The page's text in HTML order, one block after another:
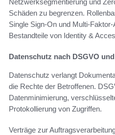
Schäden zu begrenzen.
Single Sign-On und Multi-
Bestandteile von Identity &
Datenschutz nach DSGVO
Datenschutz verlangt
die Rechte der Betroffenen.
Datenminimierung,
Protokollierung von Zugriffen.
Verträge zur